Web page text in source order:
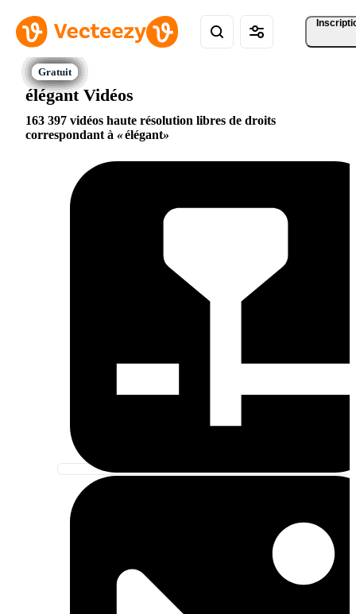
élégant Vidéos
163 397 vidéos haute résolution libres de droits
correspondant à
élégant